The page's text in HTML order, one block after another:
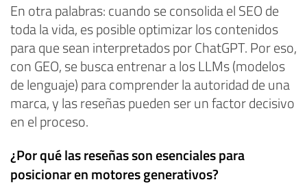
En otra palabras: cuando se consolida el SEO de
toda la vida, es posible optimizar los contenidos
para que sean interpretados por ChatGPT. Por eso,
con GEO, se busca entrenar a los LLMs (modelos
de lenguaje) para comprender la autoridad de una
marca, y las reseñas pueden ser un factor decisivo
en el proceso.
¿Por qué las reseñas son esenciales para
posicionar en motores generativos?